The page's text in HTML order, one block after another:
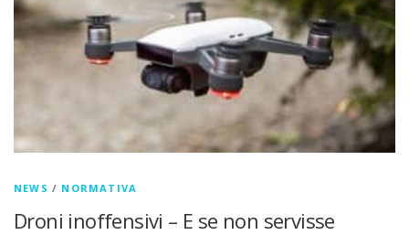
NEWS / NORMATIVA
Droni inoffensivi – E se non servisse